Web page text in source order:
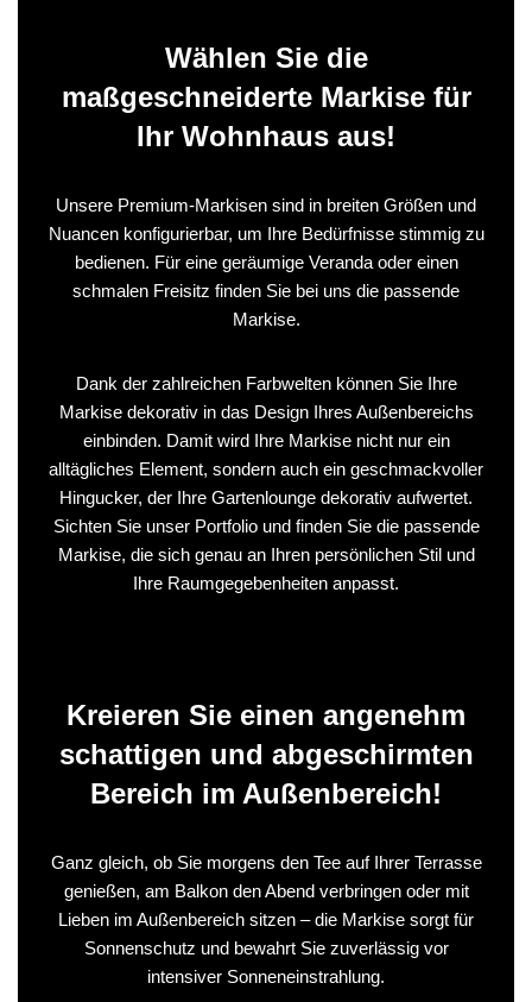
Wählen Sie die
maßgeschneiderte Markise für
Ihr Wohnhaus aus!
Unsere Premium-Markisen sind in breiten Größen und
Nuancen konfigurierbar, um Ihre Bedürfnisse stimmig zu
bedienen. Für eine geräumige Veranda oder einen
schmalen Freisitz finden Sie bei uns die passende
Markise.
Dank der zahlreichen Farbwelten können Sie Ihre
Markise dekorativ in das Design Ihres Außenbereichs
einbinden. Damit wird Ihre Markise nicht nur ein
alltägliches Element, sondern auch ein geschmackvoller
Hingucker, der Ihre Gartenlounge dekorativ aufwertet.
Sichten Sie unser Portfolio und finden Sie die passende
Markise, die sich genau an Ihren persönlichen Stil und
Ihre Raumgegebenheiten anpasst.
Kreieren Sie einen angenehm
schattigen und abgeschirmten
Bereich im Außenbereich!
Ganz gleich, ob Sie morgens den Tee auf Ihrer Terrasse
genießen, am Balkon den Abend verbringen oder mit
Lieben im Außenbereich sitzen – die Markise sorgt für
Sonnenschutz und bewahrt Sie zuverlässig vor
intensiver Sonneneinstrahlung.